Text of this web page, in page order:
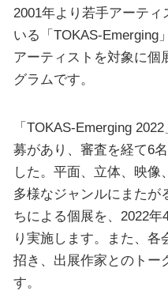
2001年より若手アーテ
いる「TOKAS-Emerging
アーティストを対象に個
グラムです。
「TOKAS-Emerging
募があり、審査を経て6
した。平面、立体、映像
多様なジャンルにまたが
ちによる個展を、2022
り実施します。また、各
招き、出展作家とのトー
す。